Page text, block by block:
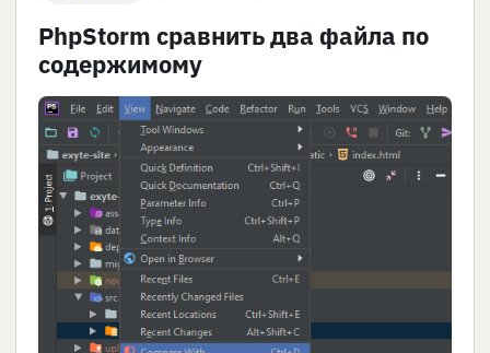
PhpStorm сравнить два файла по
содержимому